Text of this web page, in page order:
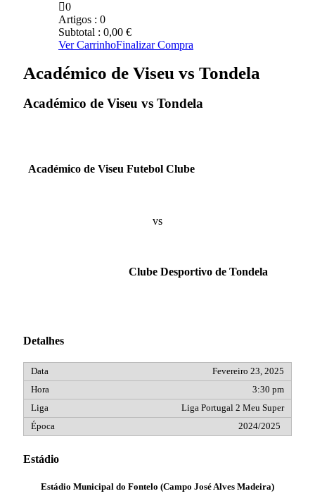
0
Artigos : 0
Subtotal : 0,00 €
Ver CarrinhoFinalizar Compra
Académico de Viseu vs Tondela
Académico de Viseu vs Tondela
Académico de Viseu Futebol Clube
vs
Clube Desportivo de Tondela
Detalhes
Fevereiro 23, 2025
3:30 pm
Liga Portugal 2 Meu Super
2024/2025
Estádio
Estádio Municipal do Fontelo (Campo José Alves Madeira)